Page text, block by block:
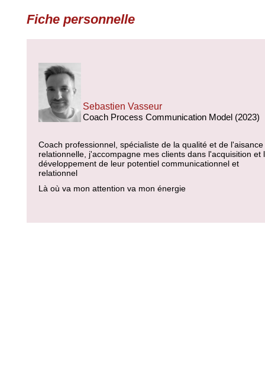
Fiche personnelle
Sebastien Vasseur
Coach Process Communication Model (2023)
Coach professionnel, spécialiste de la qualité et de l'aisance
relationnelle, j'accompagne mes clients dans l'acquisition et
développement de leur potentiel communicationnel et
relationnel
Là où va mon attention va mon énergie